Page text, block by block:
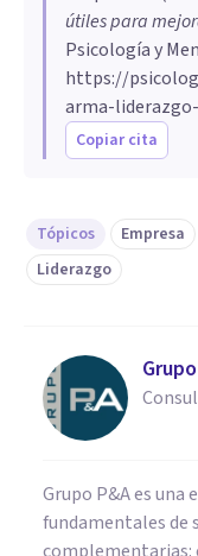
útiles para
Psicología y
https://
arma-
Copiar cita
Tópicos Empresa
Liderazgo
Grupo P&A es una
fundamentales de